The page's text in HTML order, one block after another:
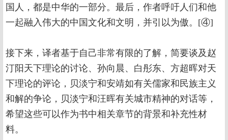
国人，都是中华的一部分。最后，作者呼吁人们和他
一起融入伟大的中国文化和文明，并引以为傲。[④]
接下来，译者基于自己非常有限的了解，简要谈及赵
汀阳天下理论的讨论、孙向晨、白彤东、方超晖对天
下理论的评论，贝淡宁和安靖如有关儒家和民族主义
和解的争论，贝淡宁和汪晖有关城市精神的对话等，
希望这些可以作为书中相关章节的背景和补充性材
料。